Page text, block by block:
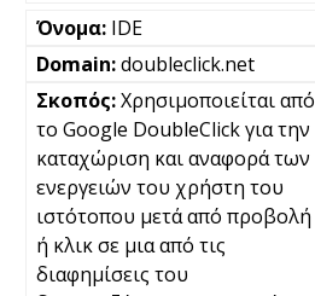
IDE
doubleclick.net
Χρησιμοποιείται από
το Google DoubleClick για την
καταχώριση και αναφορά των
ενεργειών του χρήστη του
ιστότοπου μετά από προβολή
ή κλικ σε μια από τις
διαφημίσεις του